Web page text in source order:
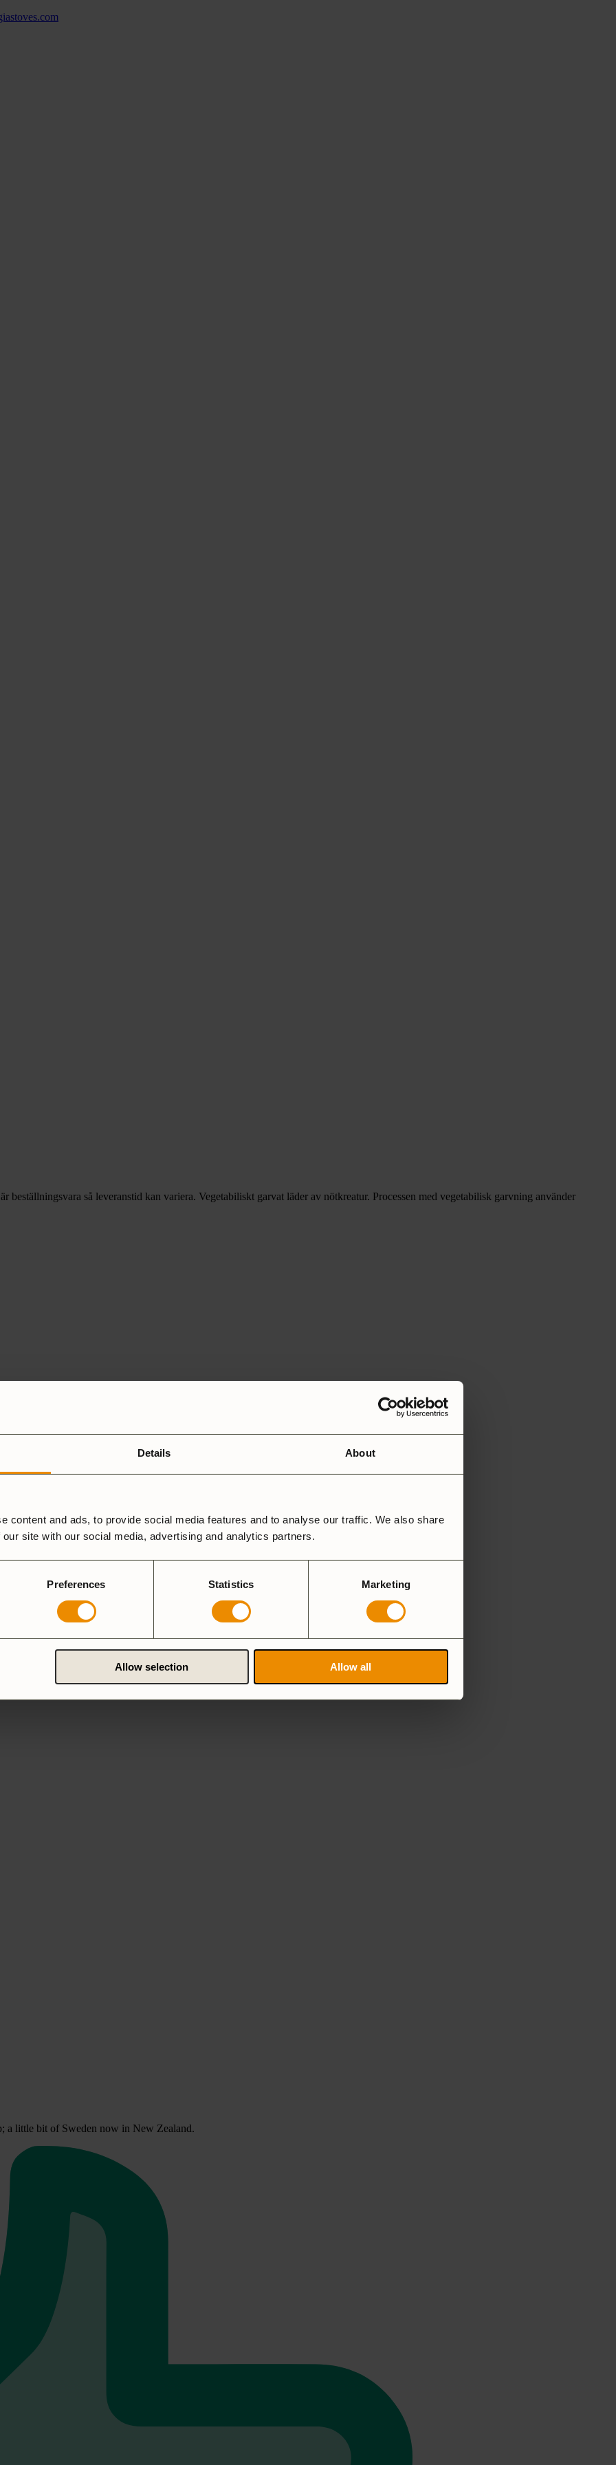
Details About
content and ads, to provide social media features and to analyse our traffic. We also share
site with our social media, advertising and analytics partners.
Preferences Statistics Marketing
Allow selection Allow all
så leveranstid kan variera. Vegetabiliskt garvat läder av nötkreatur. Processen med vegetabilisk garvning använder
a little bit of Sweden now in New Zealand.